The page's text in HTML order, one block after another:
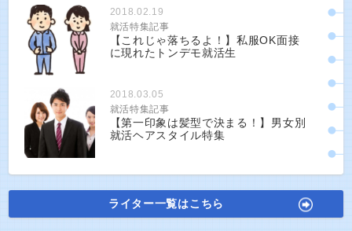
2018.02.19
就活特集記事
【これじゃ落ちるよ！】私服OK面接
に現れたトンデモ就活生
2018.03.05
就活特集記事
【第一印象は髪型で決まる！】男女別
就活ヘアスタイル特集
ライター一覧はこちら